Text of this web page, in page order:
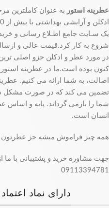
عطرینه استور به عنوان کاملترین
یک سـایت جامع اطـلاع رسانی و
شروع به کار کرد.قیمت عالی و
در مورد عطر و ادکلن جزو اصلی ترین
کنون بوده است.ما در عطرینه
اصالت، به شما ارائه می کنیم.
تضمین می کند که در صورت مشکل
شما را بازمی گرداند. پایه و اساس
انسان است.
همه چیز فراموش میشه جز عطرتون
جهت مشاوره خرید و پشتیبانی با
09113394781
دارای نماد